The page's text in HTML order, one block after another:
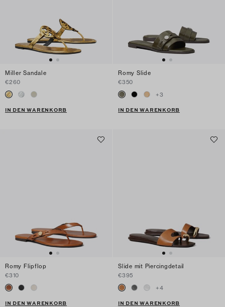
Miller Sandale
€260
IN DEN WARENKORB
Romy Slide
€350
+3
IN DEN WARENKORB
Romy Flipflop
€310
IN DEN WARENKORB
Slide mit Piercingdetail
€395
+4
IN DEN WARENKORB